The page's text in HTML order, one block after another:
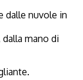
dalle nuvole in
dalla mano di